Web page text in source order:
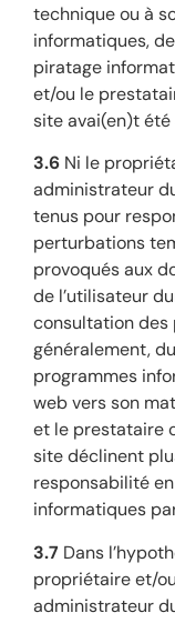
technique ou à
informatiques,
piratage
et/ou le
site avai(en)t
3.6 Ni le
administrateur
tenus pour
perturbations
provoqués aux
de l’utilisateur
consultation des
généralement,
programmes
web vers son
et le prestataire
site déclinent
responsabilité
informatiques
3.7 Dans
propriétaire et/
administrateur